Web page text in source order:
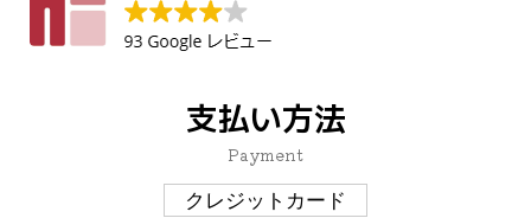
支払い方法
Payment
クレジットカード